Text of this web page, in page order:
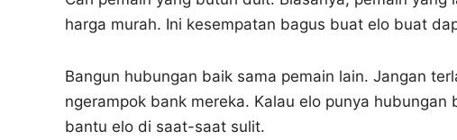
harga murah. Ini kesempatan bagus buat elo buat
Bangun hubungan baik sama pemain lain. Jangan
ngerampok bank mereka. Kalau elo punya
bantu elo di saat-saat sulit.